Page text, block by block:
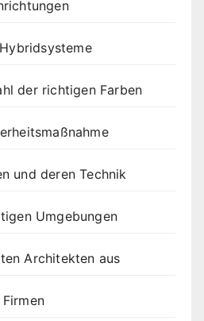
der richtigen Farben
und deren Technik
Umgebungen
Architekten aus